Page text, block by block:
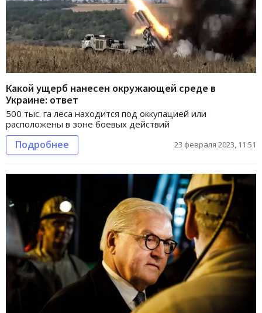
Какой ущерб нанесен окружающей среде в
Украине: ответ
500 тыс. га леса находится под оккупацией или
расположены в зоне боевых действий
Подробнее 23 февраля 2023, 11:51